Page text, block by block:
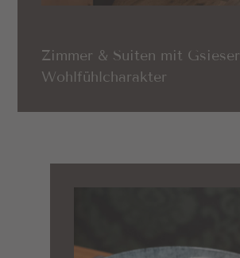
Zimmer & Suiten mit Gsieser
Wohlfühlcharakter